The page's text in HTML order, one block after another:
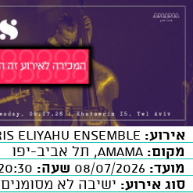
אירוע:
מקום:
מועד:
שעה:
סוג אירוע: ישיבה לא מסומנים